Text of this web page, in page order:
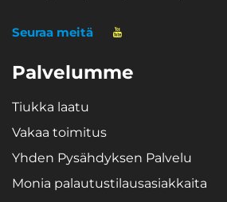
Seuraa meitä
Palvelumme
Tiukka laatu
Vakaa toimitus
Yhden Pysähdyksen Palvelu
Monia palautustilausasiakkaita